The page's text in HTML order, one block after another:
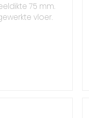
75 mm.
vloer.